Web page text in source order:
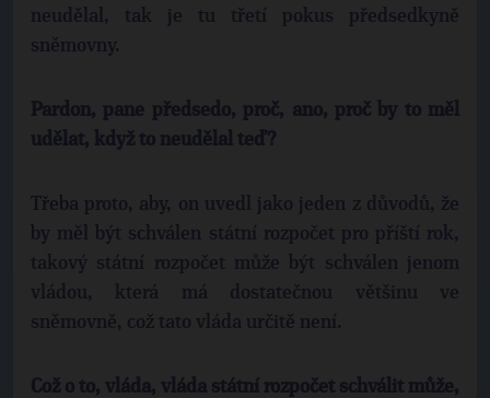
neudělal, tak je tu třetí pokus předsedkyně
sněmovny.
Pardon, pane předsedo, proč, ano, proč by to měl
udělat, když to neudělal teď?
Třeba proto, aby, on uvedl jako jeden z důvodů, že
by měl být schválen státní rozpočet pro příští rok,
takový státní rozpočet může být schválen jenom
vládou, která má dostatečnou většinu ve
sněmovně, což tato vláda určitě není.
Což o to, vláda, vláda státní rozpočet schválit může,